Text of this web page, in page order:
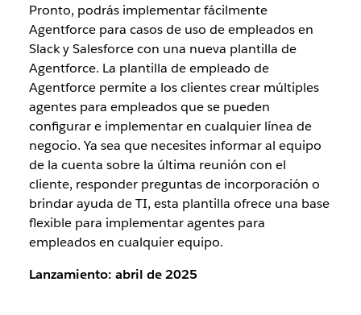
Pronto, podrás implementar fácilmente
Agentforce para casos de uso de empleados en
Slack y Salesforce con una nueva plantilla de
Agentforce. La plantilla de empleado de
Agentforce permite a los clientes crear múltiples
agentes para empleados que se pueden
configurar e implementar en cualquier línea de
negocio. Ya sea que necesites informar al equipo
de la cuenta sobre la última reunión con el
cliente, responder preguntas de incorporación o
brindar ayuda de TI, esta plantilla ofrece una base
flexible para implementar agentes para
empleados en cualquier equipo.
Lanzamiento: abril de 2025